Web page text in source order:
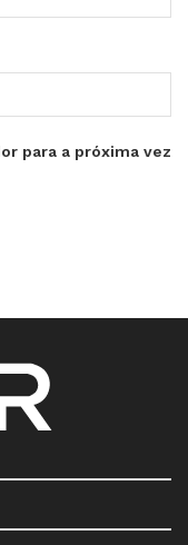
para a próxima vez